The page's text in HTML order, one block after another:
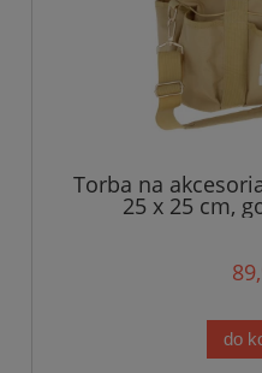
Torba na
25 x 25 cm,
do